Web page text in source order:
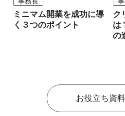
ミニマム開業を成功に導
く３つのポイント
ク
は
の
お役立ち資